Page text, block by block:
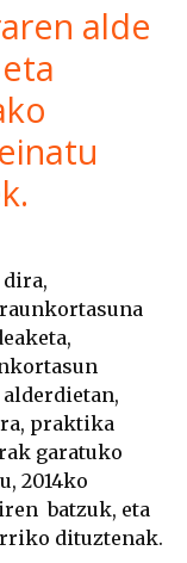
alde
praktika
garatuko
2014ko
batzuk, eta
dituztenak.